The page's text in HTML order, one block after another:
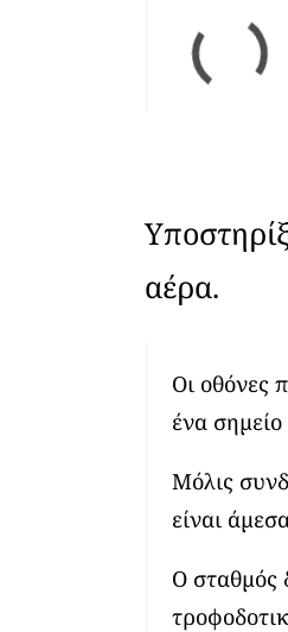
αέρα.
Οι οθόνες
ένα
Μόλις
είναι
Ο σταθμός